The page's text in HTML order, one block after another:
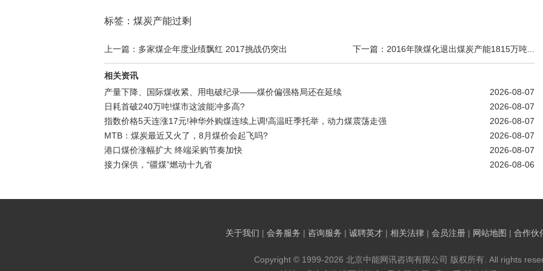
标签：煤炭产能过剩
上一篇：多家煤企年度业绩飘红 2017挑战仍突出 下一篇：2016年陕煤化退出煤炭产能1815万吨...
相关资讯
2026-08-07
产量下降、国际煤收紧、用电破纪录——煤价偏强格局还在延续
2026-08-07
日耗首破240万吨!煤市这波能冲多高?
2026-08-07
指数价格5天连涨17元!神华外购煤连续上调!高温旺季托举，动力煤震荡走强
2026-08-07
MTB：煤炭最近又火了，8月煤价会起飞吗?
2026-08-07
港口煤价涨幅扩大 终端采购节奏加快
2026-08-06
接力保供，“疆煤”燃动十九省
关于我们 | 会务服务 | 咨询服务 | 诚聘英才 | 相关法律 | 会员注册 | 网站地图 | 合作伙
Copyright © 1999-2026 北京中能网讯咨询有限公司 版权所有. All rights